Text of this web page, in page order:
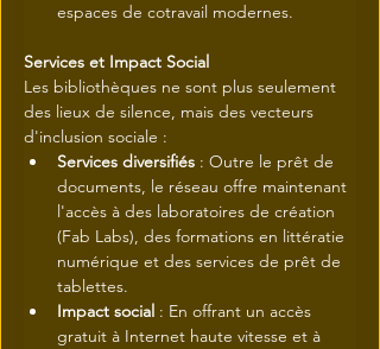
espaces de cotravail modernes.
Services et Impact Social
Les bibliothèques ne sont plus seulement
des lieux de silence, mais des vecteurs
d'inclusion sociale :
Services diversifiés : Outre le prêt de
documents, le réseau offre maintenant
l'accès à des laboratoires de création
(Fab Labs), des formations en littératie
numérique et des services de prêt de
tablettes.
Impact social : En offrant un accès
gratuit à Internet haute vitesse et à